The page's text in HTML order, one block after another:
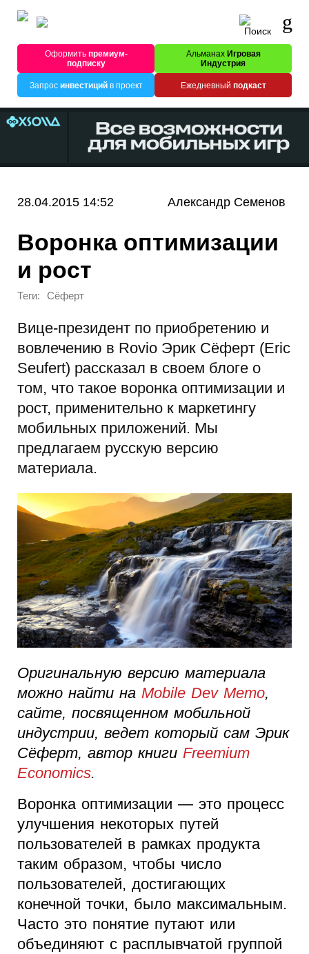
Оформитьпремиум-
подписку
Альманах Игровая
Индустрия
Запрос инвестицийв проект Ежедневный подкаст
28.04.2015 14:52 Александр Семенов
Воронка оптимизации
и рост
Теги: Сёферт
Вице-президент по приобретению и
вовлечению в Rovio Эрик Сёферт (Eric
Seufert) рассказал в своем блоге о
том, что такое воронка оптимизации и
рост, применительно к маркетингу
мобильных приложений. Мы
предлагаем русскую версию
материала.
Оригинальную версию материала
можно найти на Mobile Dev Memo,
сайте, посвященном мобильной
индустрии, ведет который сам Эрик
Сёферт, автор книги Freemium
Economics.
Воронка оптимизации — это процесс
улучшения некоторых путей
пользователей в рамках продукта
таким образом, чтобы число
пользователей, достигающих
конечной точки, было максимальным.
Часто это понятие путают или
объединяют с расплывчатой группой